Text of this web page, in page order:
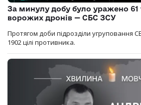
За минулу добу було уражено 61
ворожих дронів — СБС ЗСУ
Протягом доби підрозділи угруповання
1902 цілі противника.